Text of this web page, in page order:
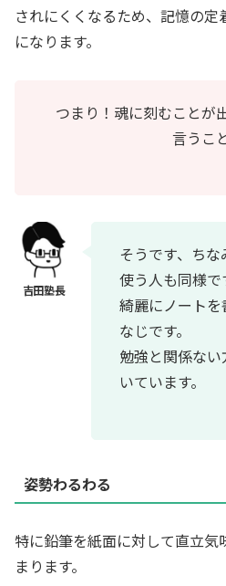
されにくくなるため、記憶の
になります。
つまり！魂に刻むことが
言うこ
そうです、ち
使う人も同様で
綺麗にノート
なじです。
勉強と関係な
いています。
姿勢わるわる
特に鉛筆を紙面に対して直立気
まります。